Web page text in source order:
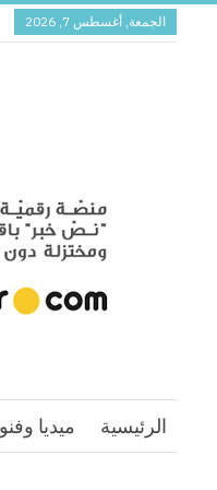
الجمعة, أغسطس 7, 2026
الرئيسية ميديا